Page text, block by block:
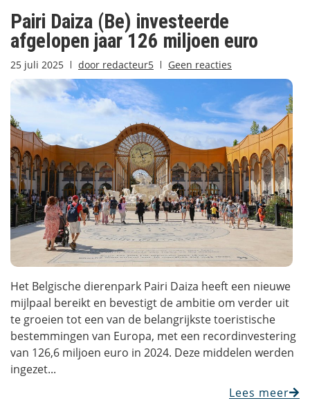
Pairi Daiza (Be) investeerde
afgelopen jaar 126 miljoen euro
25 juli 2025 door redacteur5 Geen reacties
Het Belgische dierenpark Pairi Daiza heeft een nieuwe
mijlpaal bereikt en bevestigt de ambitie om verder uit
te groeien tot een van de belangrijkste toeristische
bestemmingen van Europa, met een recordinvestering
van 126,6 miljoen euro in 2024. Deze middelen werden
ingezet...
Lees meer